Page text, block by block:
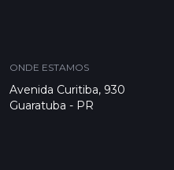
ONDE ESTAMOS
Avenida Curitiba, 930
Guaratuba - PR